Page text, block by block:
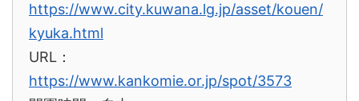
https://www.city.kuwana.lg.jp/asset/kouen/
kyuka.html
URL：
https://www.kankomie.or.jp/spot/3573